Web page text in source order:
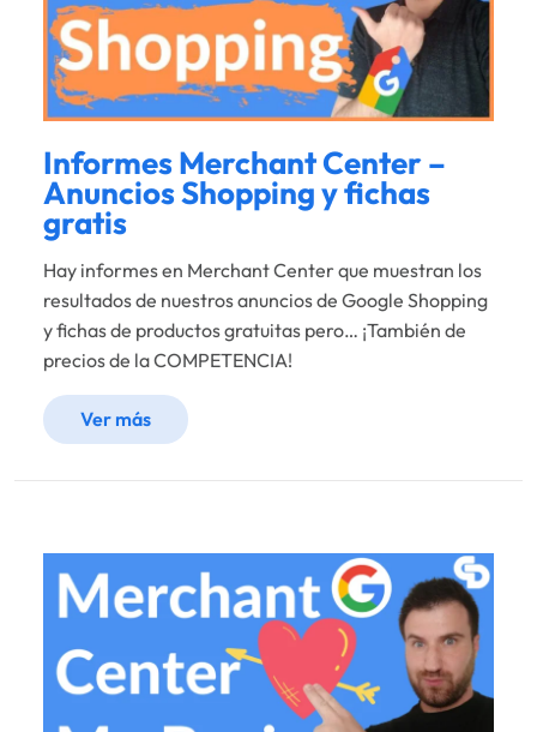
Informes Merchant Center –
Anuncios Shopping y fichas
gratis
Hay informes en Merchant Center que muestran los
resultados de nuestros anuncios de Google Shopping
y fichas de productos gratuitas pero… ¡También de
precios de la COMPETENCIA!
Ver más